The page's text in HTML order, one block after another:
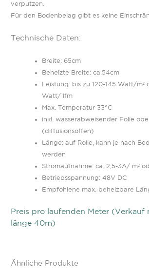
verputzen.
Für den Bodenbelag gibt es keine
Technische Daten:
Breite: 65cm
Beheizte Breite: ca.54cm
Leistung: bis zu 120-145 Watt/m²
Watt/ lfm
Max. Temperatur 33°C
inkl. wasserabweisender Folie
(diffusionsoffen)
Länge: auf Rolle, kann je nach
werden
Stromaufnahme: ca. 2,5-3A/ m²
Betriebsspannung: 48V DC
Empfohlene max. beheizbare
Preis pro laufenden Meter (Verkauf
länge 40m)
Ähnliche Produkte